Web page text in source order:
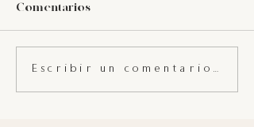
¿ Qué tipo de piel tengo?
Comentarios
Escribir un comentario...